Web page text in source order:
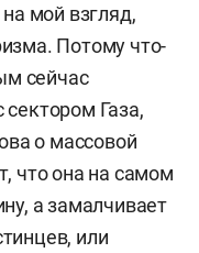
мой взгляд,
Потому что-
сейчас
Газа,
о массовой
что она на самом
а замалчивает
или